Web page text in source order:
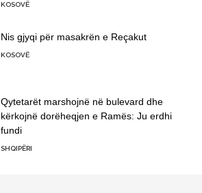
KOSOVË
Nis gjyqi për masakrën e Reçakut
KOSOVË
Qytetarët marshojnë në bulevard dhe
kërkojnë dorëheqjen e Ramës: Ju erdhi
fundi
SHQIPËRI